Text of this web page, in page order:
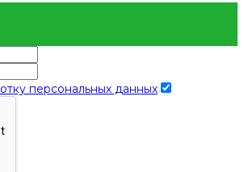
персональных данных